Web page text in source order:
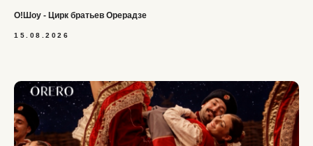
О!Шоу - Цирк братьев Орерадзе
15.08.2026